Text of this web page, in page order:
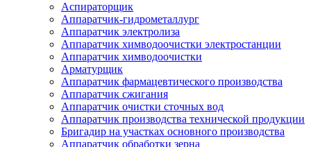
Аспираторщик
Аппаратчик-гидрометаллург
Аппаратчик электролиза
Аппаратчик химводоочистки электростанции
Аппаратчик химводоочистки
Арматурщик
Аппаратчик фармацевтического производства
Аппаратчик сжигания
Аппаратчик очистки сточных вод
Аппаратчик производства технической продукции
Бригадир на участках основного производства
Аппаратчик обработки зерна